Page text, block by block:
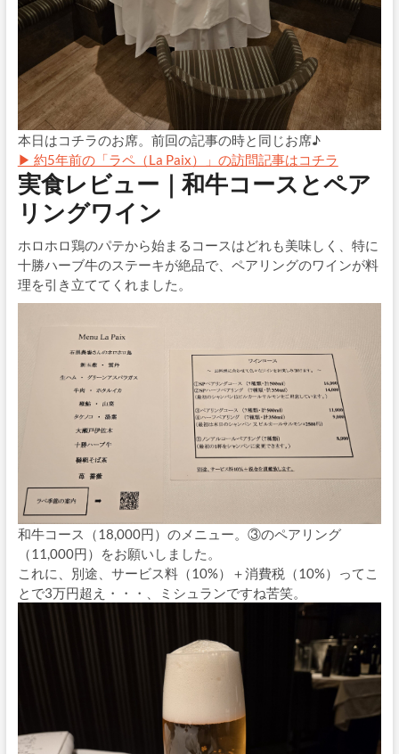
本日はコチラのお席。前回の記事の時と同じお席♪
▶ 約5年前の「ラペ（La Paix）」の訪問記事はコチラ
実食レビュー｜和牛コースとペア
リングワイン
ホロホロ鶏のパテから始まるコースはどれも美味しく、特に
十勝ハーブ牛のステーキが絶品で、ペアリングのワインが料
理を引き立ててくれました。
和牛コース（18,000円）のメニュー。③のペアリング
（11,000円）をお願いしました。
これに、別途、サービス料（10%）＋消費税（10%）ってこ
とで3万円超え・・・、ミシュランですね苦笑。